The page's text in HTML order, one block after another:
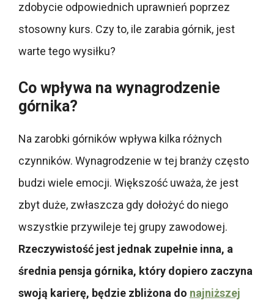
zdobycie odpowiednich uprawnień poprzez
stosowny kurs. Czy to, ile zarabia górnik, jest
warte tego wysiłku?
Co wpływa na wynagrodzenie
górnika?
Na zarobki górników wpływa kilka różnych
czynników. Wynagrodzenie w tej branży często
budzi wiele emocji. Większość uważa, że jest
zbyt duże, zwłaszcza gdy dołożyć do niego
wszystkie przywileje tej grupy zawodowej.
Rzeczywistość jest jednak zupełnie inna, a
średnia pensja górnika, który dopiero zaczyna
swoją karierę, będzie zbliżona do najniższej